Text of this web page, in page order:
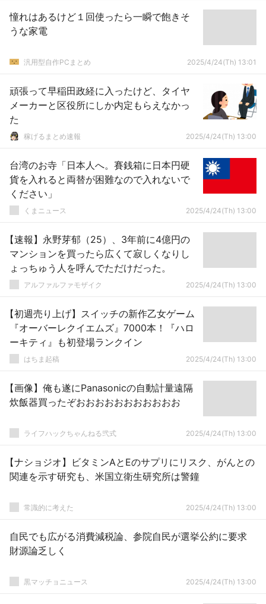
憧れはあるけど１回使ったら一瞬で飽きそ
うな家電
汎用型自作PCまとめ 2025/4/24(Th) 13:01
頑張って早稲田政経に入ったけど、タイヤ
メーカーと区役所にしか内定もらえなかっ
た
稼げるまとめ速報 2025/4/24(Th) 13:00
台湾のお寺「日本人へ。賽銭箱に日本円硬
貨を入れると両替が困難なので入れないで
ください」
くまニュース 2025/4/24(Th) 13:00
【速報】永野芽郁（25）、3年前に4億円の
マンションを買ったら広くて寂しくなりし
ょっちゅう人を呼んでただけだった。
アルファルファモザイク 2025/4/24(Th) 13:00
【初週売り上げ】スイッチの新作乙女ゲーム
『オーバーレクイエムズ』7000本！『ハロ
ーキティ』も初登場ランクイン
はちま起稿 2025/4/24(Th) 13:00
【画像】俺も遂にPanasonicの自動計量遠隔
炊飯器買ったぞおおおおおおおおおおお
ライフハックちゃんねる弐式 2025/4/24(Th) 13:00
【ナショジオ】ビタミンAとEのサプリにリスク、がんとの
関連を示す研究も、米国立衛生研究所は警鐘
常識的に考えた 2025/4/24(Th) 13:00
自民でも広がる消費減税論、参院自民が選挙公約に要求
財源論乏しく
黒マッチョニュース 2025/4/24(Th) 13:00